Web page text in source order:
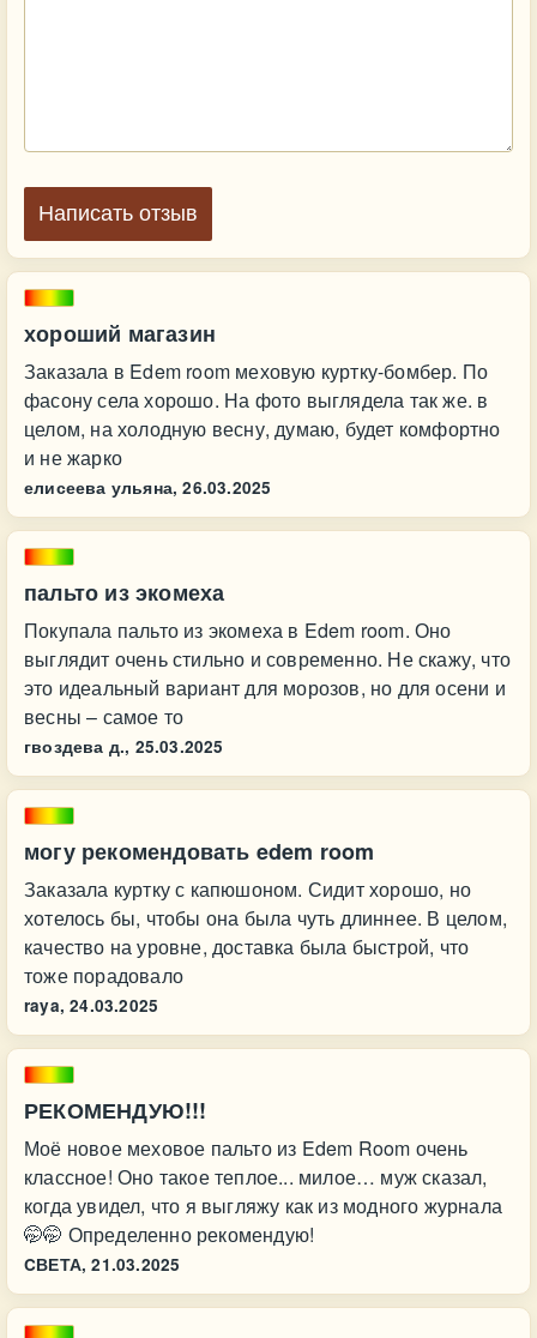
хороший магазин
Заказала в Edem room меховую куртку-бомбер. По
фасону села хорошо. На фото выглядела так же. в
целом, на холодную весну, думаю, будет комфортно
и не жарко
елисеева ульяна, 26.03.2025
пальто из экомеха
Покупала пальто из экомеха в Edem room. Оно
выглядит очень стильно и современно. Не скажу, что
это идеальный вариант для морозов, но для осени и
весны – самое то
гвоздева д., 25.03.2025
могу рекомендовать edem room
Заказала куртку с капюшоном. Сидит хорошо, но
хотелось бы, чтобы она была чуть длиннее. В целом,
качество на уровне, доставка была быстрой, что
тоже порадовало
raya, 24.03.2025
РЕКОМЕНДУЮ!!!
Моё новое меховое пальто из Edem Room очень
классное! Оно такое теплое... милое… муж сказал,
когда увидел, что я выгляжу как из модного журнала
🤭🤭 Определенно рекомендую!
CВЕТА, 21.03.2025
Написать отзыв